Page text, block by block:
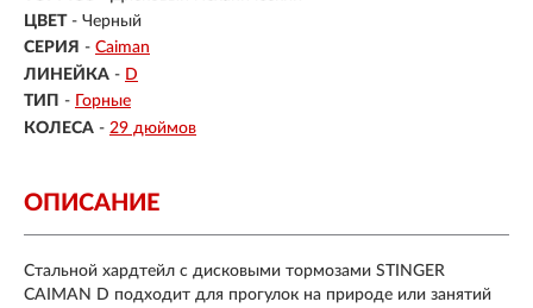
ЦВЕТ - Черный
СЕРИЯ - Caiman
ЛИНЕЙКА - D
ТИП - Горные
КОЛЕСА - 29 дюймов
ОПИСАНИЕ
Стальной хардтейл с дисковыми тормозами STINGER
CAIMAN D подходит для прогулок на природе или занятий